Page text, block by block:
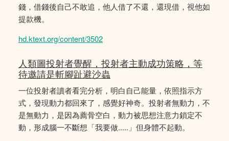
錢，借錢後自己不敢追，他人借了不還，還現借，視他如
提款機。
hd.ktext.org/content/3502
人類圖投射者覺醒，投射者主動成功策略，等
待邀請是斬腳趾避沙蟲
一位投射者讀者看完分析，明白自己能量，依照指示方
式，發現動力都回來了，感覺好神奇。投射者無動力，不
是無動力，是因為薦骨空白，動力被思想注意力鎖定不
動，形成腦一不斷想「我要做.....」但身體不起動。